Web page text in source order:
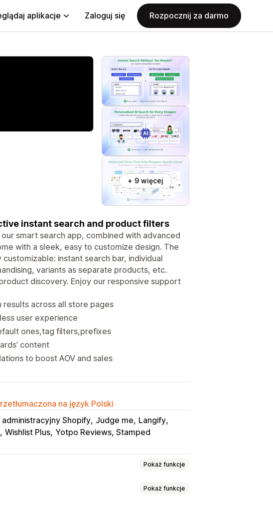
aplikacje Zaloguj się Rozpocznij za darmo
+ 9 więcej
instant search and product filters
smart search app, combined with advanced
with a sleek, easy to customize design. The
instant search bar, individual
variants as separate products, etc.
discovery. Enjoy our responsive support
results across all store pages
user experience
ones,tag filters,prefixes
content
to boost AOV and sales
na język Polski
administracyjny Shopify Judge me Langify
Wishlist Plus Yotpo Reviews, Stamped
Pokaż funkcje
Pokaż funkcje